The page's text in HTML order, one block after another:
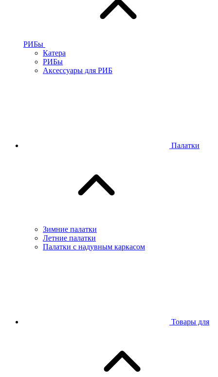
РИБы
Катера
РИБы
Аксессуары для РИБ
Палатки
Зимние палатки
Летние палатки
Палатки с надувным каркасом
Товары для